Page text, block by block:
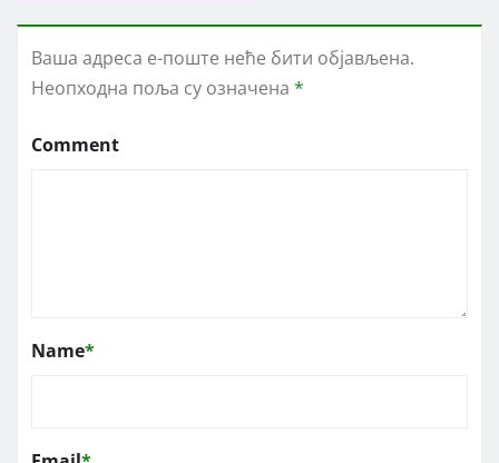
Ваша адреса е-поште неће бити објављена.
Неопходна поља су означена *
Comment
Name*